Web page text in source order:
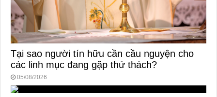
Tại sao người tín hữu cần cầu nguyện cho
các linh mục đang gặp thử thách?
05/08/2026